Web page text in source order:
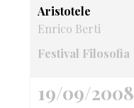
Aristotele
Enrico Berti
Festival Filosofia
19/09/2008